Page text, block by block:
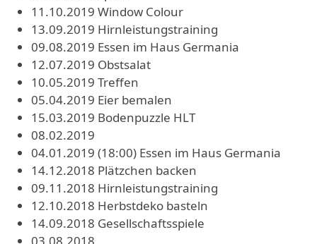
11.10.2019 Window Colour
13.09.2019 Hirnleistungstraining
09.08.2019 Essen im Haus Germania
12.07.2019 Obstsalat
10.05.2019 Treffen
05.04.2019 Eier bemalen
15.03.2019 Bodenpuzzle HLT
08.02.2019
04.01.2019 (18:00) Essen im Haus Germania
14.12.2018 Plätzchen backen
09.11.2018 Hirnleistungstraining
12.10.2018 Herbstdeko basteln
14.09.2018 Gesellschaftsspiele